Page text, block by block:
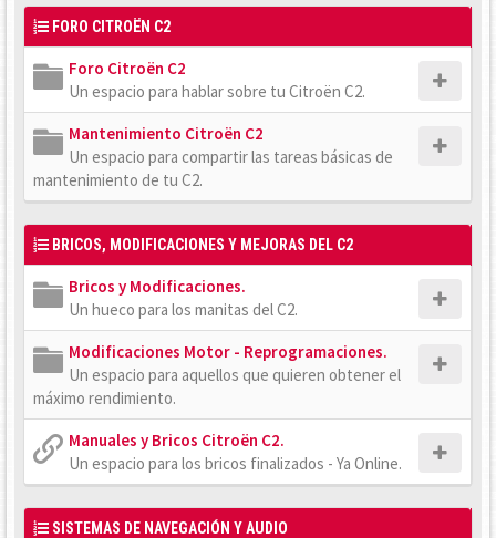
FORO CITROËN C2
Foro Citroën C2
Un espacio para hablar sobre tu Citroën C2.
Mantenimiento Citroën C2
Un espacio para compartir las tareas básicas de
mantenimiento de tu C2.
BRICOS, MODIFICACIONES Y MEJORAS DEL C2
Bricos y Modificaciones.
Un hueco para los manitas del C2.
Modificaciones Motor - Reprogramaciones.
Un espacio para aquellos que quieren obtener el
máximo rendimiento.
Manuales y Bricos Citroën C2.
Un espacio para los bricos finalizados - Ya Online.
SISTEMAS DE NAVEGACIÓN Y AUDIO